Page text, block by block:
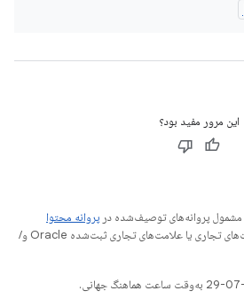
این مرور مفید بود؟
مشمول پروانه‌های توصیف‌شده در پروانه محتوا
هستند. جاوا و OpenJDK علامت‌های تجاری یا علامت‌های تجاری ثبت‌شده Oracle و/